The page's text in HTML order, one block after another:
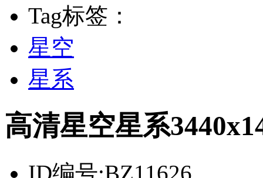
Tag标签：
星空
星系
高清星空星系
ID编号:BZ11626